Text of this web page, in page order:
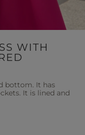
WITH
bottom. It has
It is lined and